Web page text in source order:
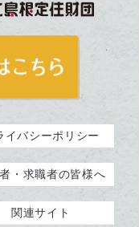
イバシーポリシー
・求職者の皆様へ
関連サイト